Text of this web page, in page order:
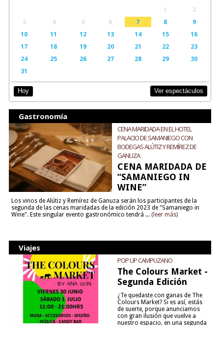
1
2
3
4 5 6 7 8
9
10
11 12 13 14 15
16
17
18 19 20 21 22
23
24
25 26 27 28 29
30
31
Hoy Ver espectáculos
Gastronomía
CENA MARIDADA EN EL HOTEL
PALACIO DE SAMANIEGO CON
BODEGAS ALÚTIZ Y REMÍREZ DE
GANUZA
CENA MARIDADA DE
“SAMANIEGO IN
WINE”
Los vinos de Alútiz y Remírez de Ganuza serán los participantes de la
segunda de las cenas maridadas de la edición 2023 de "Samaniego in
Wine". Este singular evento gastronómico tendrá ... (leer más)
Viajes
POP UP CAMPUZANO
The Colours Market -
Segunda Edición
¿Te quedaste con ganas de The
Colours Market? Si es así, estás
de suerte, porque anunciamos
con gran ilusión que vuelve a
nuestro espacio, en una segunda